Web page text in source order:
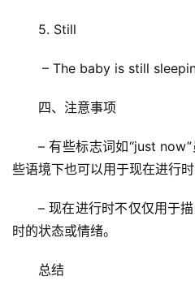
表
讯
5. Still
– The baby is still
四、注意事项
– 有些标志词如“just
些语境下也可以用于现在进行
– 现在进行时不仅仅用于
时的状态或情绪。
总结